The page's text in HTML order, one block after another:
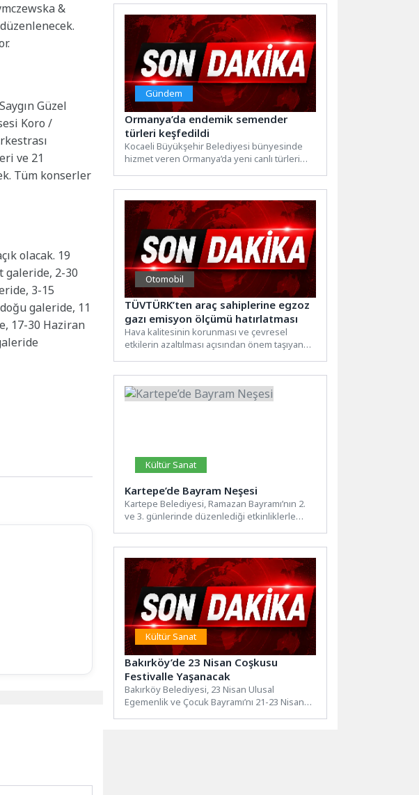
&
Güzel
Koro /
ve 21
Tüm konserler
olacak. 19
galeride, 2-30
3-15
galeride, 11
17-30 Haziran
Gündem
Ormanya’da endemik semender
türleri keşfedildi
Kocaeli Büyükşehir Belediyesi bünyesinde
hizmet veren Ormanya’da yeni canlı türleri
Otomobil
TÜVTÜRK’ten araç sahiplerine egzoz
gazı emisyon ölçümü hatırlatması
Hava kalitesinin korunması ve çevresel
etkilerin azaltılması açısından önem taşıyan
Kültür Sanat
Kartepe’de Bayram Neşesi
Kartepe Belediyesi, Ramazan Bayramı’nın 2.
ve 3. günlerinde düzenlediği etkinliklerle
Kültür Sanat
Bakırköy’de 23 Nisan Coşkusu
Festivalle Yaşanacak
Bakırköy Belediyesi, 23 Nisan Ulusal
Egemenlik ve Çocuk Bayramı’nı 21-23 Nisan